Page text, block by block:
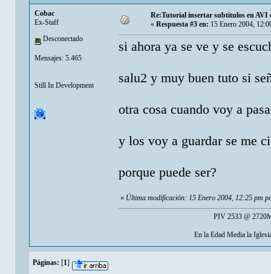
Cobac
Ex-Staff
Desconectado
Mensajes: 5.465
Still In Development
Re:Tutorial insertar subtitulos en AVI
« Respuesta #3 en: 15 Enero 2004,
si ahora ya se ve y se
salu2 y muy buen tuto si
otra cosa cuando voy a
y los voy a guardar se me
porque puede ser?
« Última modificación: 15 Enero 2004, 12:25 pm
PIV 2533 @
En la Edad Media la
Páginas: [1]